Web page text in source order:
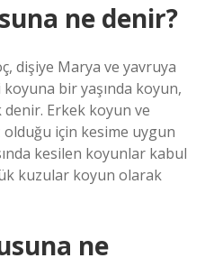
ne denir?
dişiye Marya ve yavruya
bir yaşında koyun,
denir. Erkek koyun ve
olduğu için kesime uygun
kesilen koyunlar kabul
kuzular koyun olarak
ne